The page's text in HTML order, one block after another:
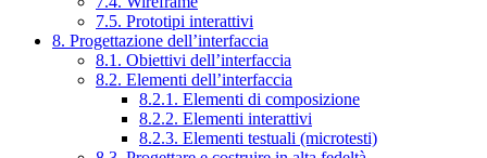
7.5. Prototipi interattivi
8. Progettazione dell’interfaccia
8.1. Obiettivi dell’interfaccia
8.2. Elementi dell’interfaccia
8.2.1. Elementi di composizione
8.2.2. Elementi interattivi
8.2.3. Elementi testuali (microtesti)